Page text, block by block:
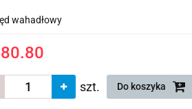
wahadłowy
szt. Do koszyka